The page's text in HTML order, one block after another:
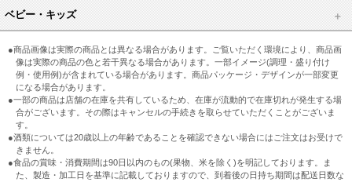
ベビー・キッズ
●商品画像は実際の商品とは異なる場合があります。ご覧いただく環境により、商品画
像は実際の商品の色と若干異なる場合があります。一部イメージ(調理・盛り付け
例・使用例)が含まれている場合があります。商品パッケージ・デザインが一部変更
になる場合があります。
●一部の商品は店舗の在庫を共有しているため、在庫が流動的で在庫切れが発生する場
合がございます。その際はキャンセルの手続きを取らせていただくことがございま
す。
●酒類については20歳以上の年齢であることを確認できない場合にはご注文はお受けで
きません。
●食品の賞味・消費期間は90日以内のもの(果物、米を除く)を明記しております。ま
た、製造・加工日を基準に記載しておりますので、到着後の日持ち期間は配送日数な